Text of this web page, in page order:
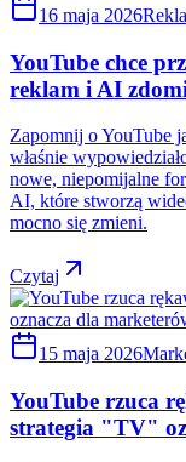
16 maja 2026
YouTube chce
reklam i AI
Zapomnij o YouTube
właśnie
nowe, niepomijalne
AI, które stworzą
mocno się zmieni.
Czytaj
15 maja 2026
YouTube rzuca
strategia "TV"